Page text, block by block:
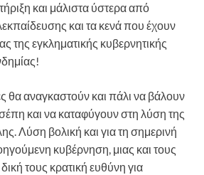
και μάλιστα ύστερα από
και τα κενά που έχουν
της εγκληματικής κυβερνητικής
θα αναγκαστούν και πάλι να βάλουν
και να καταφύγουν στη λύση της
Λύση βολική και για τη σημερινή
κυβέρνηση, μιας και τους
τους κρατική ευθύνη για